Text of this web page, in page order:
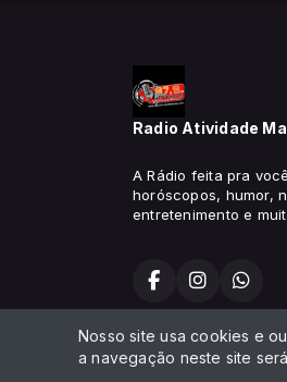
Radio Atividade
A Rádio feita pra
horóscopos, humor,
entretenimento e
Todos os direitos reservados.
Nosso site usa cookies e
a navegação neste site